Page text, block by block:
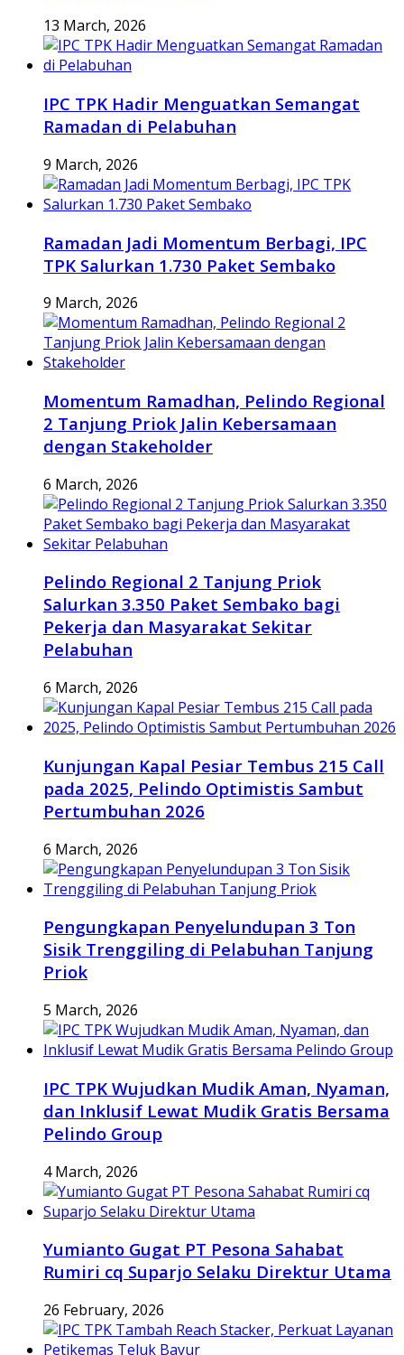
13 March, 2026
IPC TPK Hadir Menguatkan Semangat
Ramadan di Pelabuhan
9 March, 2026
Ramadan Jadi Momentum Berbagi, IPC
TPK Salurkan 1.730 Paket Sembako
9 March, 2026
Momentum Ramadhan, Pelindo Regional
2 Tanjung Priok Jalin Kebersamaan
dengan Stakeholder
6 March, 2026
Pelindo Regional 2 Tanjung Priok
Salurkan 3.350 Paket Sembako bagi
Pekerja dan Masyarakat Sekitar
Pelabuhan
6 March, 2026
Kunjungan Kapal Pesiar Tembus 215 Call
pada 2025, Pelindo Optimistis Sambut
Pertumbuhan 2026
6 March, 2026
Pengungkapan Penyelundupan 3 Ton
Sisik Trenggiling di Pelabuhan Tanjung
Priok
5 March, 2026
IPC TPK Wujudkan Mudik Aman, Nyaman,
dan Inklusif Lewat Mudik Gratis Bersama
Pelindo Group
4 March, 2026
Yumianto Gugat PT Pesona Sahabat
Rumiri cq Suparjo Selaku Direktur Utama
26 February, 2026